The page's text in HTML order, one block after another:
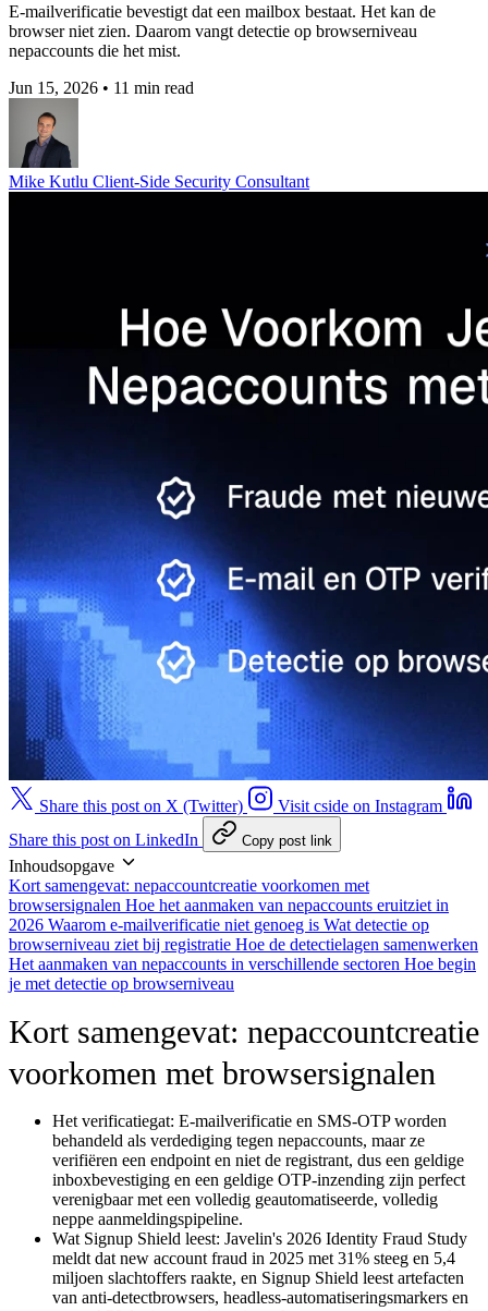
E-mailverificatie bevestigt dat een mailbox bestaat. Het kan de
browser niet zien. Daarom vangt detectie op browserniveau
nepaccounts die het mist.
Jun 15, 2026 • 11 min read
Mike Kutlu Client-Side Security Consultant
Share this post on X (Twitter)
Visit cside on Instagram
Share this post on LinkedIn
Copy post link
Inhoudsopgave
Kort samengevat: nepaccountcreatie voorkomen met
browsersignalen Hoe het aanmaken van nepaccounts eruitziet in
2026 Waarom e-mailverificatie niet genoeg is Wat detectie op
browserniveau ziet bij registratie Hoe de detectielagen samenwerken
Het aanmaken van nepaccounts in verschillende sectoren Hoe begin
je met detectie op browserniveau
Kort samengevat: nepaccountcreatie
voorkomen met browsersignalen
Het verificatiegat: E-mailverificatie en SMS-OTP worden
behandeld als verdediging tegen nepaccounts, maar ze
verifiëren een endpoint en niet de registrant, dus een geldige
inboxbevestiging en een geldige OTP-inzending zijn perfect
verenigbaar met een volledig geautomatiseerde, volledig
neppe aanmeldingspipeline.
Wat Signup Shield leest: Javelin's 2026 Identity Fraud Study
meldt dat new account fraud in 2025 met 31% steeg en 5,4
miljoen slachtoffers raakte, en Signup Shield leest artefacten
van anti-detectbrowsers, headless-automatiseringsmarkers en